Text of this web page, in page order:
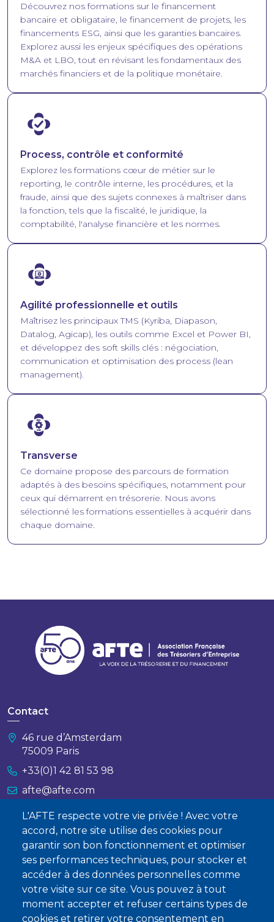
L'AFTE respecte votre vie privée ! Avec votre
accord, notre site utilise des cookies pour
garantir son bon fonctionnement et optimiser
ses performances techniques, pour stocker et
accéder à des données personnelles comme
votre visite sur ce site. Vous pouvez à tout
moment accepter et refuser certains types de
cookies et retirer votre consentement en
Découvrez nos formations sur le financement
bancaire et obligataire, le financement de projets, les
financements ESG, ainsi que les garanties bancaires.
Explorez aussi les enjeux spécifiques des opérations
M&A et LBO, tout en révisant les fondamentaux des
marchés financiers et de la politique monétaire.
Image
Process, contrôle et conformité
Explorez les formations cœur de métier sur le
reporting, le contrôle interne, les procédures, et la
fraude, ainsi que des sujets connexes à maîtriser dans
la fonction, tels que la fiscalité, le juridique, la
comptabilité, l'analyse financière et les normes.
Image
Agilité professionnelle et outils
Maîtrisez les principaux TMS (Kyriba, Diapason,
Datalog, Agicap), les outils comme Excel et Power BI,
et développez des soft skills clés : négociation,
communication et optimisation des process (lean
management).
Image
Transverse
Ce domaine propose des parcours de formation
adaptés à des besoins spécifiques, notamment pour
ceux qui démarrent en trésorerie. Nous avons
sélectionné les formations essentielles à acquérir dans
chaque domaine.
Contact
46 rue d’Amsterdam
75009 Paris
+33(0)1 42 81 53 98
afte@afte.com
Nous contacter
À propos
Qui sommes-nous ?
Devenir membre